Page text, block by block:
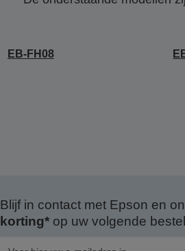
EB-FH08
Blijf in contact met Epson en
korting*op uw volgende